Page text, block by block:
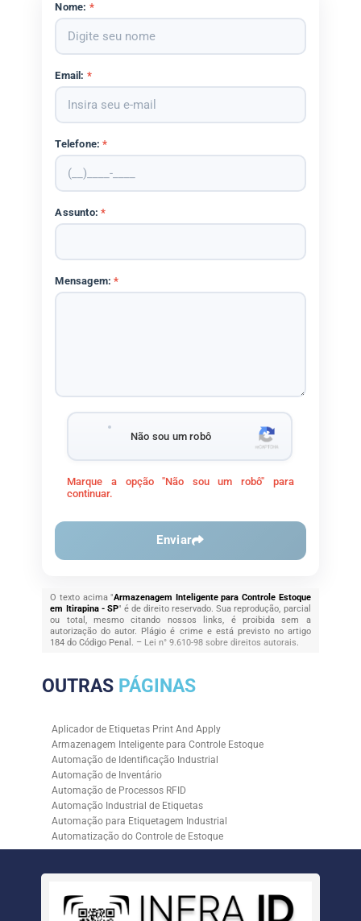
Nome: *
Email: *
Telefone:*
Assunto:*
Mensagem:*
Não sou um robô
Marque a opção "Não sou um robô" para
continuar.
Enviar
O texto acima "Armazenagem Inteligente para Controle Estoque
em Itirapina - SP" é de direito reservado. Sua reprodução, parcial
ou total, mesmo citando nossos links, é proibida sem a
autorização do autor. Plágio é crime e está previsto no artigo
184 do Código Penal. – Lei n° 9.610-98 sobre direitos autorais.
OUTRAS PÁGINAS
Aplicador de Etiquetas Print And Apply
Armazenagem Inteligente para Controle Estoque
Automação de Identificação Industrial
Automação de Inventário
Automação de Processos RFID
Automação Industrial de Etiquetas
Automação para Etiquetagem Industrial
Automatização do Controle de Estoque
Controle de Estoque com RFID
Empresa de Automação para Processos Logísticos
Empresa de Rastreabilidade Industrial